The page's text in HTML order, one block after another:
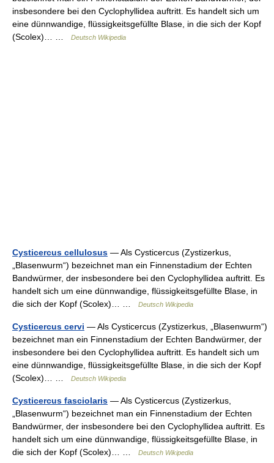
insbesondere bei den Cyclophyllidea auftritt. Es handelt sich um
eine dünnwandige, flüssigkeitsgefüllte Blase, in die sich der Kopf
(Scolex)… …
Deutsch Wikipedia
Cysticercus cellulosus — Als Cysticercus (Zystizerkus,
„Blasenwurm“) bezeichnet man ein Finnenstadium der Echten
Bandwürmer, der insbesondere bei den Cyclophyllidea auftritt. Es
handelt sich um eine dünnwandige, flüssigkeitsgefüllte Blase, in
die sich der Kopf (Scolex)… …
Deutsch Wikipedia
Cysticercus cervi — Als Cysticercus (Zystizerkus, „Blasenwurm“)
bezeichnet man ein Finnenstadium der Echten Bandwürmer, der
insbesondere bei den Cyclophyllidea auftritt. Es handelt sich um
eine dünnwandige, flüssigkeitsgefüllte Blase, in die sich der Kopf
(Scolex)… …
Deutsch Wikipedia
Cysticercus fasciolaris — Als Cysticercus (Zystizerkus,
„Blasenwurm“) bezeichnet man ein Finnenstadium der Echten
Bandwürmer, der insbesondere bei den Cyclophyllidea auftritt. Es
handelt sich um eine dünnwandige, flüssigkeitsgefüllte Blase, in
die sich der Kopf (Scolex)… …
Deutsch Wikipedia